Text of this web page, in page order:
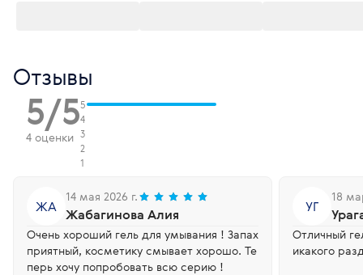
Отзывы
5/5
4 оценки
5
4
3
2
1
ЖА
14 мая 2026 г.
Жабагинова Алия
Очень хороший гель для умывания ! Запах
приятный, косметику смывает хорошо. Те
перь хочу попробовать всю серию !
УГ
18
Отличный
икакого